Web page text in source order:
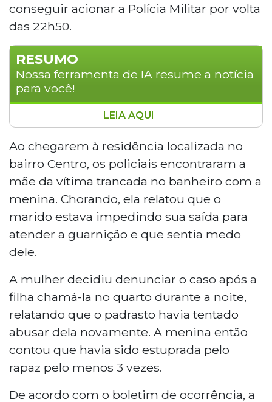
conseguir acionar a Polícia Militar por volta
das 22h50.
RESUMO
Nossa ferramenta de IA resume a notícia
para você!
Homem de 26 anos foi preso em Naviraí
acusado de estuprar a enteada de 12 anos pelo
menos três vezes. A mãe acionou a Polícia
Militar após a filha relatar novo abuso. A
menina era ameaçada pelo padrasto para não
contar ninguém. O caso foi registrado como
estupro de vulnerável e ameaça no âmbito da
violência doméstica.
LEIA AQUI
Ao chegarem à residência localizada no
bairro Centro, os policiais encontraram a
mãe da vítima trancada no banheiro com a
menina. Chorando, ela relatou que o
marido estava impedindo sua saída para
atender a guarnição e que sentia medo
dele.
A mulher decidiu denunciar o caso após a
filha chamá-la no quarto durante a noite,
relatando que o padrasto havia tentado
abusar dela novamente. A menina então
contou que havia sido estuprada pelo
rapaz pelo menos 3 vezes.
De acordo com o boletim de ocorrência, a